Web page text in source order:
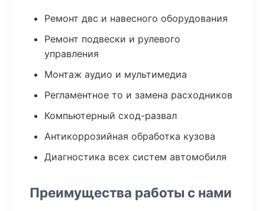
Ремонт двс и навесного оборудования
Ремонт подвески и рулевого
управления
Монтаж аудио и мультимедиа
Регламентное то и замена расходников
Компьютерный сход-развал
Антикоррозийная обработка кузова
Диагностика всех систем автомобиля
Преимущества работы с нами